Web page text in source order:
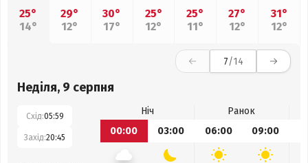
25°
14°
29°
12°
30°
17°
25°
12°
25°
11°
27°
12°
31°
12°
7/14
Неділя, 9 серпня
Схід:05:59
Захід:20:45
Ніч
Ранок
00:00
03:00 06:00 09:00